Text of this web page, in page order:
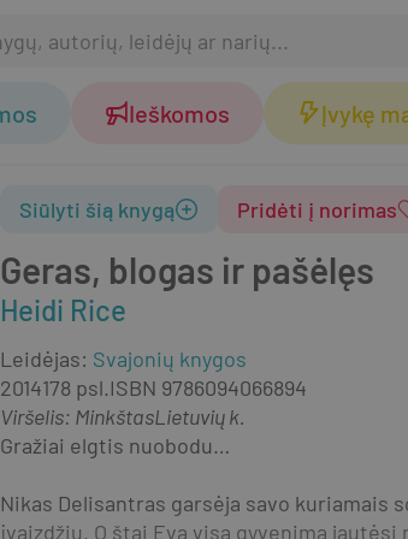
Ieškomos Įvykę
Geras, blogas ir pašėlęs
Heidi Rice
Siūlyti šią knygą Pridėti į norimas
Leidėjas: Svajonių knygos
2014178 psl.ISBN 9786094066894
Viršelis: MinkštasLietuvių k.
Gražiai elgtis nuobodu…
Nikas Delisantras garsėja savo kuriamais
įvaizdžiu. O štai Eva visą gyvenimą